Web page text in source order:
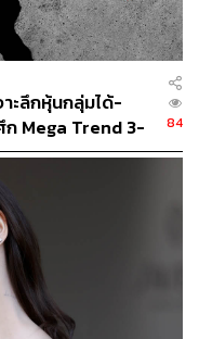
เชิงโครงสร้างศ.
ารเปลี่ยนแปลงพลิก
น ‘พลังการผลิตที่มี
Forces) โดยมี
เป็นเป้า
ตเตอรี่ลิเธียมไอออน
ขณะเดียวกันก็
มให้มีความทันสมัยและ
นเชิงโครงสร้าง
าการเติบโตที่แผ่วลง
นเจ็บเพื่อการเติบโต
ะลึกหุ้นกลุ่มได้-
Mega Trend 3-
84